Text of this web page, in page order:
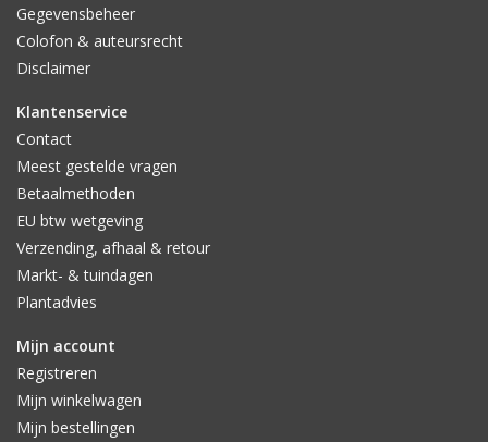
Gegevensbeheer
Colofon & auteursrecht
Disclaimer
Klantenservice
Contact
Meest gestelde vragen
Betaalmethoden
EU btw wetgeving
Verzending, afhaal & retour
Markt- & tuindagen
Plantadvies
Mijn account
Registreren
Mijn winkelwagen
Mijn bestellingen